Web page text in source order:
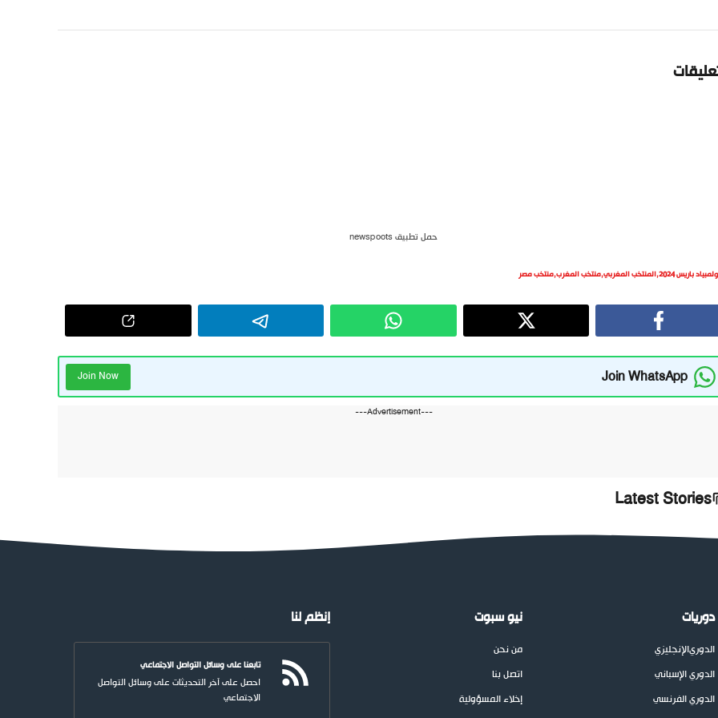
حمل تطبيق newspoots
باريس 2024 ,المنتخب المغربي,منتخب المغرب,منتخب مصر
Join WhatsApp
Join Now
---Advertisement---
Latest Stories
دوريات
الدوريالإنجليزي
الدوري الإسباني
الدوري الفرنسي
نيو سبوت
من نحن
اتصل بنا
إخلاء المسؤولية
إنظم لنا
تابعنا على وسائل التواصل الاجتماعي
احصل على آخر التحديثات على وسائل التواصل
الاجتماعي